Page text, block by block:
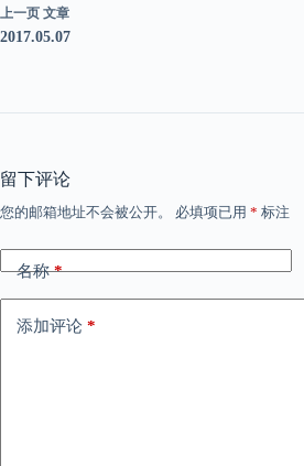
上一页 文章
2017.05.07
留下评论
您的邮箱地址不会被公开。 必填项已用 * 标注
名称*
添加评论 *